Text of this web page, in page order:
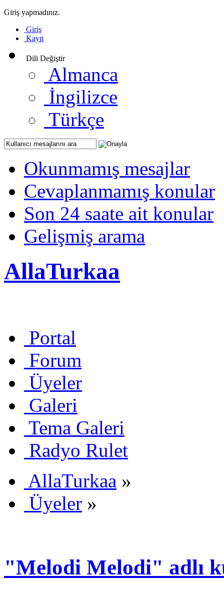
Giriş yapmadınız.
Giriş
Kayıt
Dili Değiştir
Almanca
İngilizce
Türkçe
Okunmamış mesajlar
Cevaplanmamış konular
Son 24 saate ait konular
Gelişmiş arama
AllaTurkaa
Portal
Forum
Üyeler
Galeri
Tema Galeri
Radyo Rulet
AllaTurkaa »
Üyeler »
"Melodi Melodi" adlı